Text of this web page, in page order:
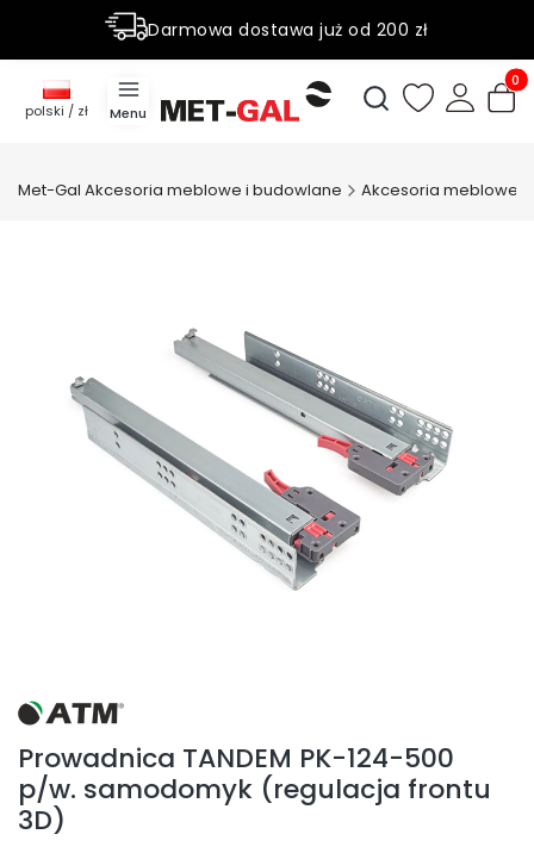
Darmowa dostawa już od 200 zł
Rabaty do 50% na wybrane produky
Menu
Otwórz
polski / zł
Met-Gal Akcesoria meblowe i budowlane Akcesoria meblowe
Prowadnica TANDEM PK-124-500
p/w. samodomyk (regulacja frontu
3D)